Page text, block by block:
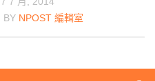
BY NPOST 編輯室